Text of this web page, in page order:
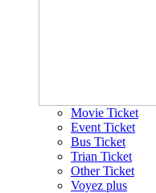
Movie Ticket
Event Ticket
Bus Ticket
Trian Ticket
Other Ticket
Voyez plus